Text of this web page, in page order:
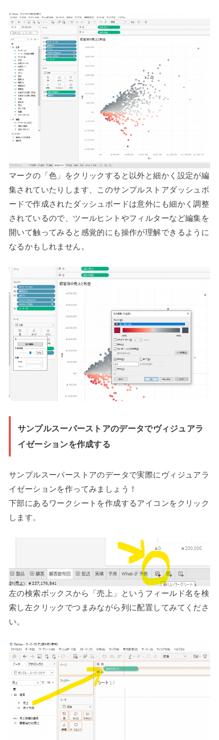
マークの「色」をクリックすると以外と細かく設定が編
集されていたりします、このサンプルストアダッシュボ
ードで作成されたダッシュボードは意外にも細かく調整
されているので、ツールヒントやフィルターなど編集を
開いて触ってみると感覚的にも操作が理解できるように
なるかもしれません。
サンプルスーパーストアのデータでヴィジュアラ
イゼーションを作成する
サンプルスーパーストアのデータで実際にヴィジュアラ
イゼーションを作ってみましょう！
下部にあるワークシートを作成するアイコンをクリック
します。
左の検索ボックスから「売上」というフィールド名を検
索し左クリックでつまみながら列に配置してみてくださ
い。